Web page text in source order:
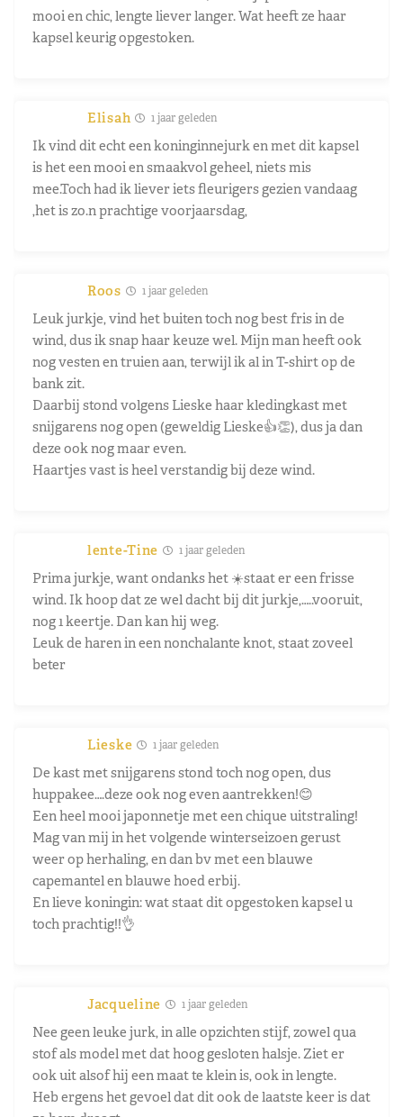
mooi en chic, lengte liever langer. Wat heeft ze haar
kapsel keurig opgestoken.
Elisah 1 jaar geleden
Ik vind dit echt een koninginnejurk en met dit kapsel
is het een mooi en smaakvol geheel, niets mis
mee.Toch had ik liever iets fleurigers gezien vandaag
,het is zo.n prachtige voorjaarsdag,
Roos 1 jaar geleden
Leuk jurkje, vind het buiten toch nog best fris in de
wind, dus ik snap haar keuze wel. Mijn man heeft ook
nog vesten en truien aan, terwijl ik al in T-shirt op de
bank zit.
Daarbij stond volgens Lieske haar kledingkast met
snijgarens nog open (geweldig Lieske👍👏), dus ja dan
deze ook nog maar even.
Haartjes vast is heel verstandig bij deze wind.
lente-Tine 1 jaar geleden
Prima jurkje, want ondanks het ☀️staat er een frisse
wind. Ik hoop dat ze wel dacht bij dit jurkje,…..vooruit,
nog 1 keertje. Dan kan hij weg.
Leuk de haren in een nonchalante knot, staat zoveel
beter
Lieske 1 jaar geleden
De kast met snijgarens stond toch nog open, dus
huppakee….deze ook nog even aantrekken!😊
Een heel mooi japonnetje met een chique uitstraling!
Mag van mij in het volgende winterseizoen gerust
weer op herhaling, en dan bv met een blauwe
capemantel en blauwe hoed erbij.
En lieve koningin: wat staat dit opgestoken kapsel u
toch prachtig!!👌
Jacqueline 1 jaar geleden
Nee geen leuke jurk, in alle opzichten stijf, zowel qua
stof als model met dat hoog gesloten halsje. Ziet er
ook uit alsof hij een maat te klein is, ook in lengte.
Heb ergens het gevoel dat dit ook de laatste keer is dat